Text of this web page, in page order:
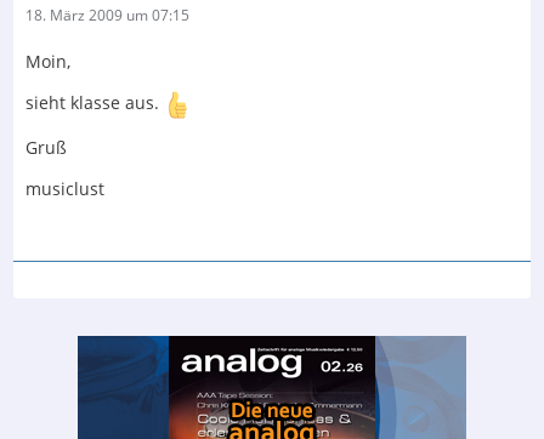
18. März 2009 um 07:15
Moin,
sieht klasse aus.
Gruß
musiclust